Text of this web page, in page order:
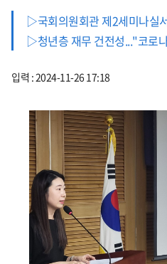
▷국회의원회관 제2세미나실
▷청년층 재무 건전성..."코로
입력 : 2024-11-26 17:18